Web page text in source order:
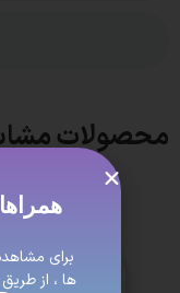
محصولات
برای
ها ، از طریق